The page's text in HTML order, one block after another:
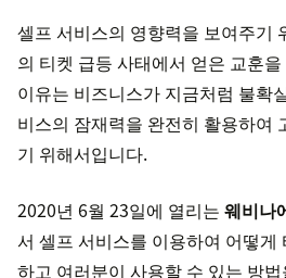
셀프 서비스의 영향력을 보여주기
의 티켓 급등 사태에서 얻은 교훈
이유는 비즈니스가 지금처럼 불확
비스의 잠재력을 완전히 활용하여
기 위해서입니다.
2020년 6월 23일에 열리는 웨비나
서 셀프 서비스를 이용하여 어떻게
하고 여러분이 사용할 수 있는 방